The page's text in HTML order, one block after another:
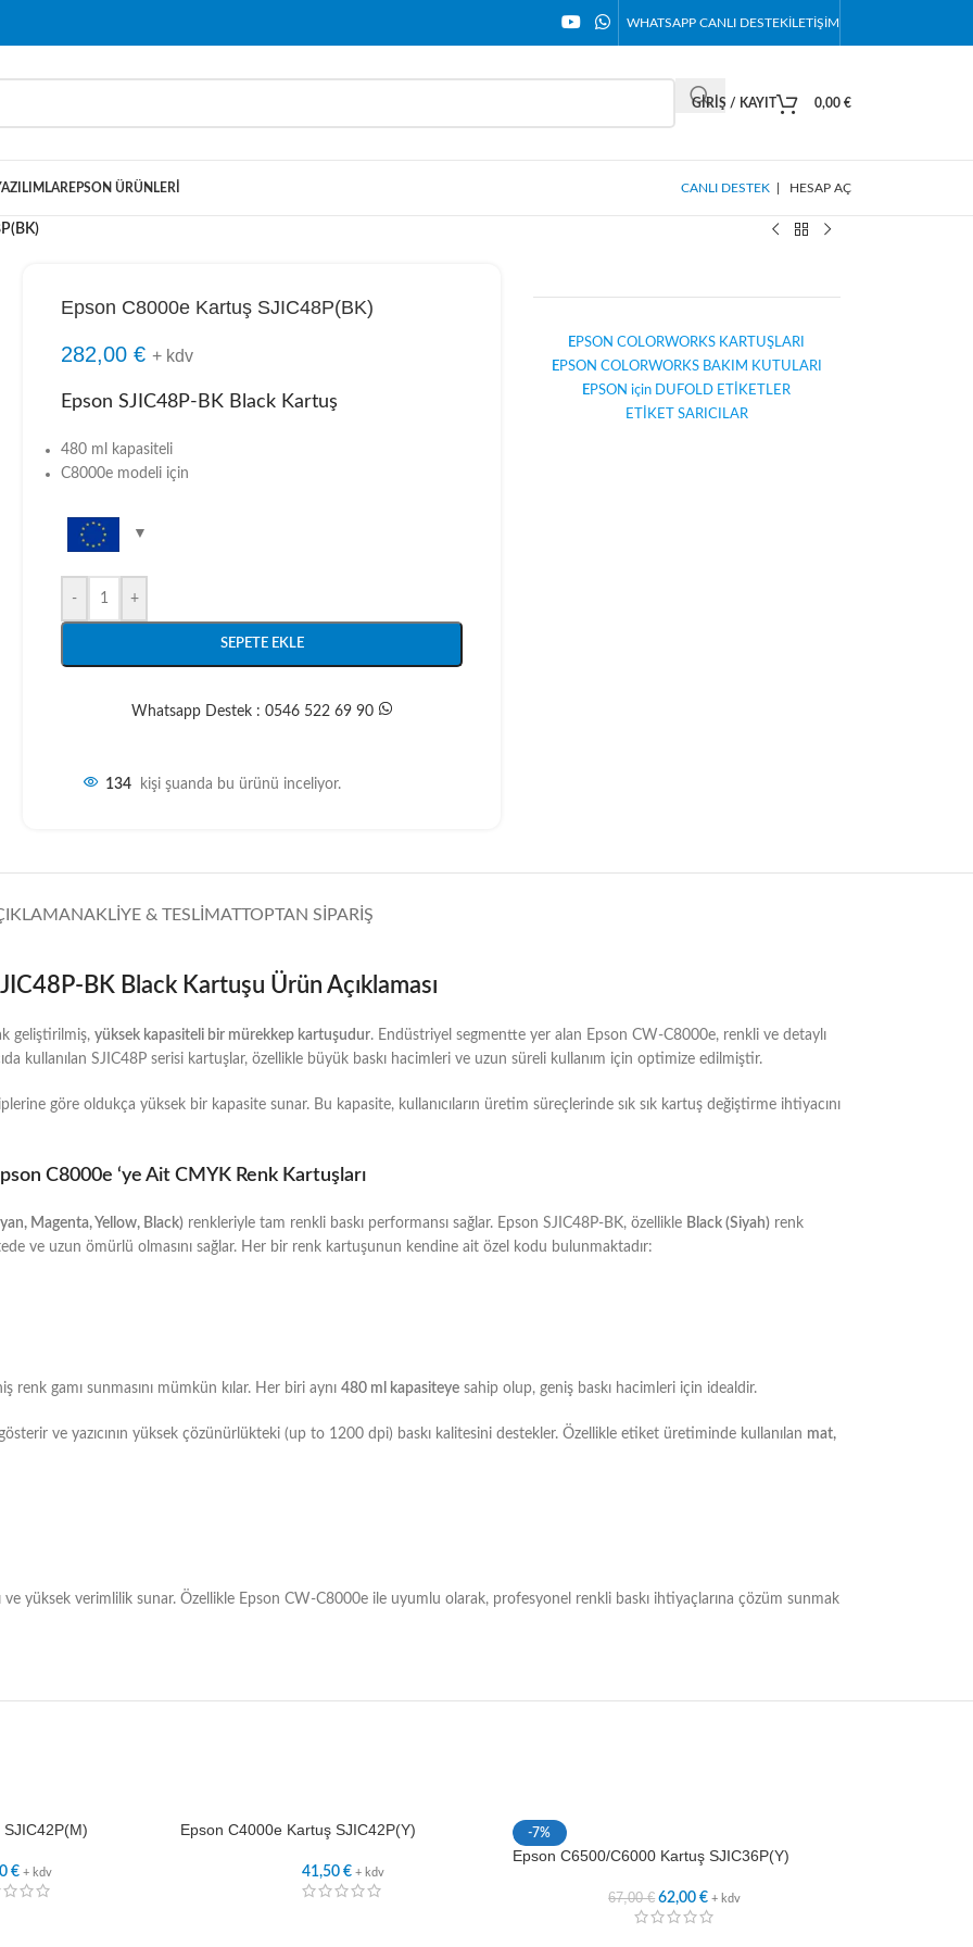
WHATSAPP CANLI DESTEKİLETIŞIM
GIRIŞ / KAYIT 0,00 €
EPSON ÜRÜNLERI CANLI DESTEK HESAP AÇ
Epson C8000e Kartuş SJIC48P(BK)
282,00€ + kdv
Epson SJIC48P-BK Black Kartuş
480 ml kapasiteli
C8000e modeli için
- +
SEPETE EKLE
Whatsapp Destek : 0546 522 69 90
134 kişi şuanda bu ürünü inceliyor.
EPSON COLORWORKS KARTUŞLARI
EPSON COLORWORKS BAKIM KUTULARI
EPSON için DUFOLD ETİKETLER
ETİKET SARICILAR
NAKLIYE & TESLIMATTOPTAN SIPARIŞ
BK Black Kartuşu Ürün Açıklaması
geliştirilmiş, yüksek kapasiteli bir mürekkep kartuşudur. Endüstriyel segmentte yer alan Epson CW-C8000e, renkli ve detaylı
kullanılan SJIC48P serisi kartuşlar, özellikle büyük baskı hacimleri ve uzun süreli kullanım için optimize edilmiştir.
göre oldukça yüksek bir kapasite sunar. Bu kapasite, kullanıcıların üretim süreçlerinde sık sık kartuş değiştirme ihtiyacını
C8000e ‘ye Ait CMYK Renk Kartuşları
Magenta, Yellow, Black) renkleriyle tam renkli baskı performansı sağlar. Epson SJIC48P-BK, özellikle Black (Siyah) renk
ve uzun ömürlü olmasını sağlar. Her bir renk kartuşunun kendine ait özel kodu bulunmaktadır:
gamı sunmasını mümkün kılar. Her biri aynı 480 ml kapasiteye sahip olup, geniş baskı hacimleri için idealdir.
ve yazıcının yüksek çözünürlükteki (up to 1200 dpi) baskı kalitesini destekler. Özellikle etiket üretiminde kullanılan mat,
yüksek verimlilik sunar. Özellikle Epson CW-C8000e ile uyumlu olarak, profesyonel renkli baskı ihtiyaçlarına çözüm sunmak
€ + kdv
Epson C4000e Kartuş SJIC42P(Y)
41,50 € + kdv
-7%
Epson C6500/C6000 Kartuş SJIC36P(Y)
67,00€ 62,00€ + kdv